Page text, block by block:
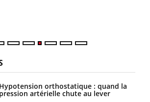
Hypotension orthostatique : quand la
pression artérielle chute au lever